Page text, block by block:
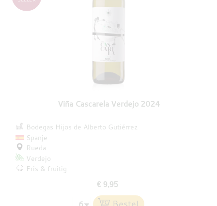
Viña Cascarela Verdejo 2024
Bodegas Hijos de Alberto Gutiérrez
Spanje
Rueda
Verdejo
Fris & fruitig
€ 9,95